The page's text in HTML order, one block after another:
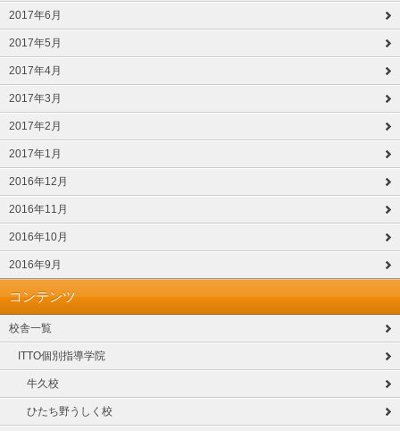
2017年6月
2017年5月
2017年4月
2017年3月
2017年2月
2017年1月
2016年12月
2016年11月
2016年10月
2016年9月
コンテンツ
校舎一覧
ITTO個別指導学院
牛久校
ひたち野うしく校